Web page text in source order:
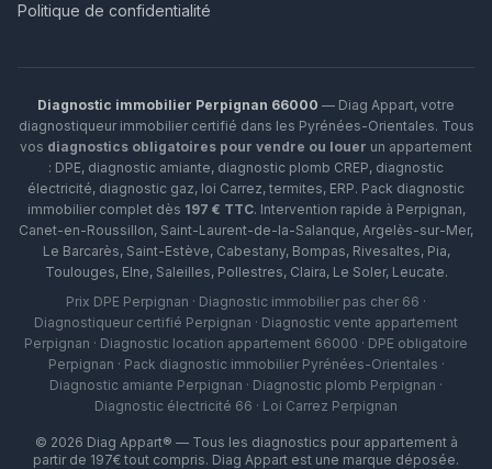
Politique de confidentialité
Diagnostic immobilier Perpignan 66000 — Diag Appart, votre
diagnostiqueur immobilier certifié dans les Pyrénées-Orientales. Tous
vos diagnostics obligatoires pour vendre ou louer un appartement
: DPE, diagnostic amiante, diagnostic plomb CREP, diagnostic
électricité, diagnostic gaz, loi Carrez, termites, ERP. Pack diagnostic
immobilier complet dès 197 € TTC. Intervention rapide à Perpignan,
Canet-en-Roussillon, Saint-Laurent-de-la-Salanque, Argelès-sur-Mer,
Le Barcarès, Saint-Estève, Cabestany, Bompas, Rivesaltes, Pia,
Toulouges, Elne, Saleilles, Pollestres, Claira, Le Soler, Leucate.
Prix DPE Perpignan · Diagnostic immobilier pas cher 66 ·
Diagnostiqueur certifié Perpignan · Diagnostic vente appartement
Perpignan · Diagnostic location appartement 66000 · DPE obligatoire
Perpignan · Pack diagnostic immobilier Pyrénées-Orientales ·
Diagnostic amiante Perpignan · Diagnostic plomb Perpignan ·
Diagnostic électricité 66 · Loi Carrez Perpignan
© 2026 Diag Appart® — Tous les diagnostics pour appartement à
partir de 197€ tout compris. Diag Appart est une marque déposée.